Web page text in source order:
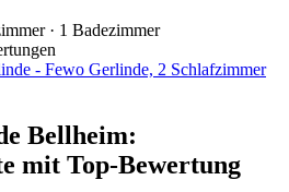
· 1 Badezimmer
- Fewo Gerlinde, 2 Schlafzimmer
Bellheim:
mit Top-Bewertung